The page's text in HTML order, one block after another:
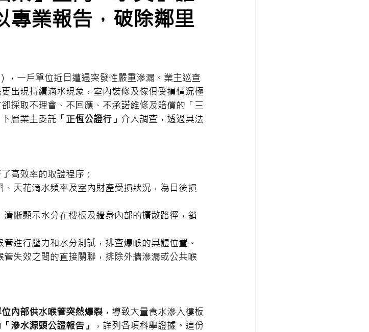
專業報告，破除鄰里
一戶單位近日遭遇突發性嚴重滲漏。業主巡查
出現持續滴水現象，室內裝修及傢俱受損情況極
採取不理會、不回應、不承諾維修及賠償的「三
層業主委託 「正恆公證行」 介入調查，透過具法
高效率的取證程序：
天花滴水頻率及室內財產受損狀況，為日後損
清晰顯示水分在樓板及牆身內部的擴散路徑，鎖
進行壓力和水分測試，排查爆喉的具體位置。
管失效之間的直接關聯，排除外牆滲漏或公共喉
內部供水喉管突然爆裂 ，導致大量食水滲入樓板
「滲水源頭公證報告」
，詳列各項科學證據。這份